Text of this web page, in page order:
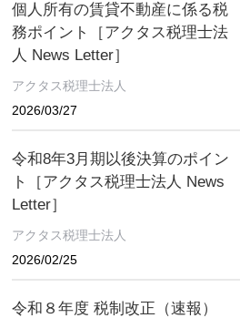
個人所有の賃貸不動産に係る税
務ポイント［アクタス税理士法
人 News Letter］
アクタス税理士法人
2026/03/27
令和8年3月期以後決算のポイン
ト［アクタス税理士法人 News
Letter］
アクタス税理士法人
2026/02/25
令和８年度 税制改正（速報）